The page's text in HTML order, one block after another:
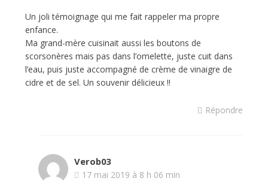
Un joli témoignage qui me fait rappeler ma propre
enfance.
Ma grand-mère cuisinait aussi les boutons de
scorsonères mais pas dans l’omelette, juste cuit dans
l’eau, puis juste accompagné de crème de vinaigre de
cidre et de sel. Un souvenir délicieux !!
Répondre
Verob03
17 mai 2019 à 8 h 06 min